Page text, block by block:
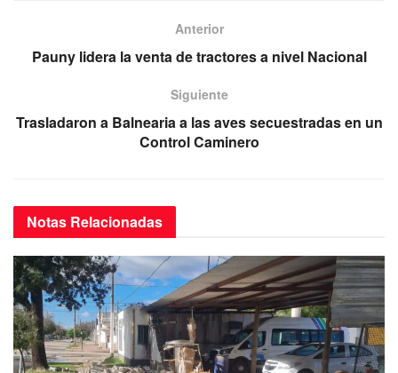
o
k
p
a
m
Anterior
Pauny lidera la venta de tractores a nivel Nacional
Siguiente
Trasladaron a Balnearia a las aves secuestradas en un
Control Caminero
Notas Relacionadas